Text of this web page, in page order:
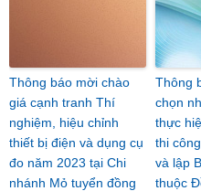
Thông báo mời chào
giá cạnh tranh Thí
nghiệm, hiệu chỉnh
thiết bị điện và dụng cụ
đo năm 2023 tại Chi
nhánh Mỏ tuyển đồng
Thông
chọn
thực
thi
và lập
thuộc